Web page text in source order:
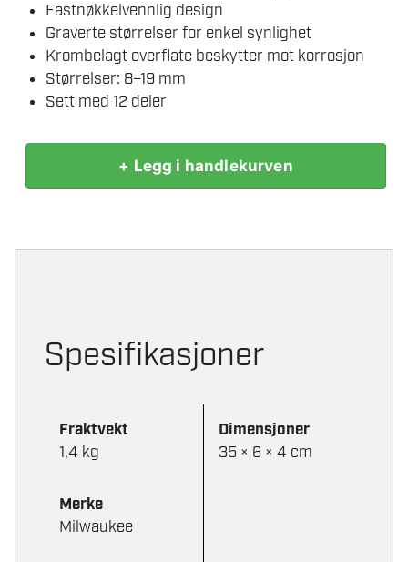
Fastnøkkelvennlig design
Graverte størrelser for enkel synlighet
Krombelagt overflate beskytter mot korrosjon
Størrelser: 8–19 mm
Sett med 12 deler
12-
+ Legg i handlekurven
Spesifikasjoner
Fraktvekt
1,4 kg
Dimensjoner
35 × 6 × 4 cm
Merke
Milwaukee